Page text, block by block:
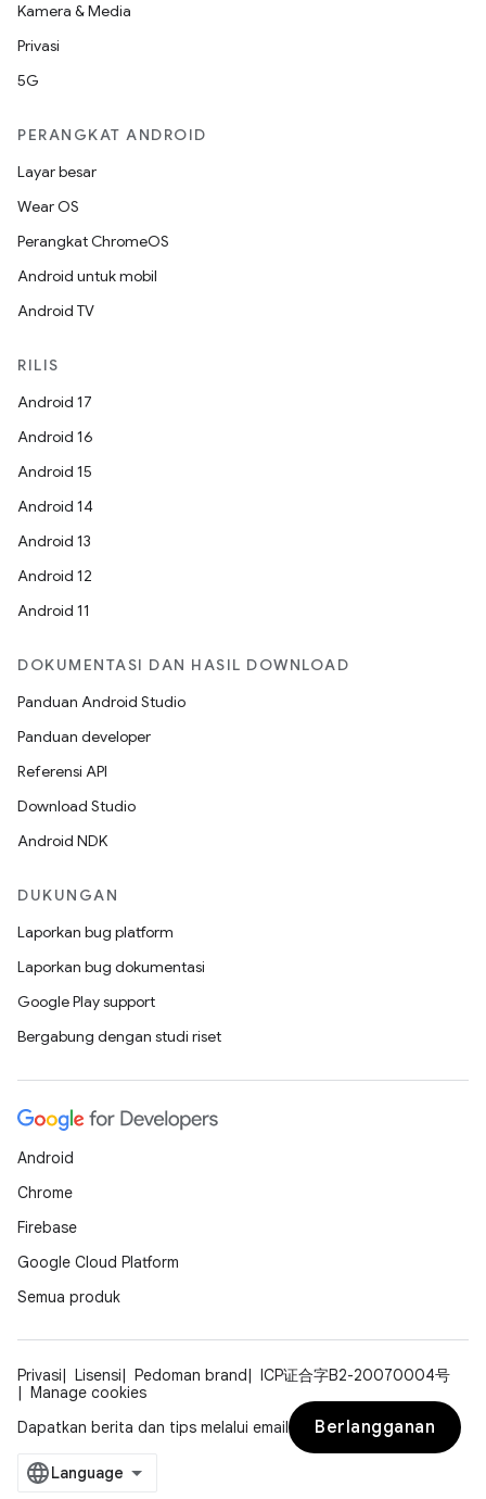
Kamera & Media
Privasi
5G
PERANGKAT ANDROID
Layar besar
Wear OS
Perangkat ChromeOS
Android untuk mobil
Android TV
RILIS
Android 17
Android 16
Android 15
Android 14
Android 13
Android 12
Android 11
DOKUMENTASI DAN HASIL DOWNLOAD
Panduan Android Studio
Panduan developer
Referensi API
Download Studio
Android NDK
DUKUNGAN
Laporkan bug platform
Laporkan bug dokumentasi
Google Play support
Bergabung dengan studi riset
Android
Chrome
Firebase
Google Cloud Platform
Semua produk
Privasi Lisensi Pedoman brand
ICP证合字B2-20070004号
Manage cookies
Dapatkan berita dan tips melalui email
Berlangganan